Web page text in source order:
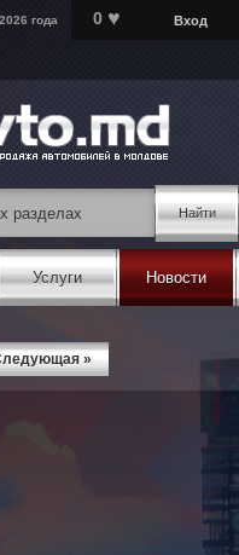
года 0 ♥ Вход
Найти
Услуги Новости
»